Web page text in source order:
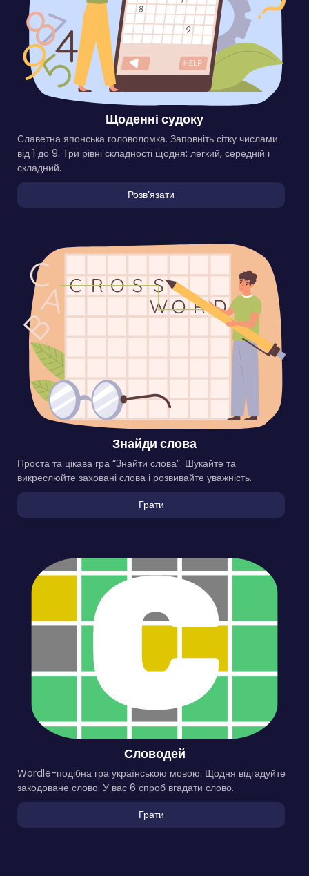
Щоденні судоку
Славетна японська головоломка. Заповніть сітку числами
від 1 до 9. Три рівні складності щодня: легкий, середній і
складний.
Розвʼязати
Знайди слова
Проста та цікава гра “Знайти слова”. Шукайте та
викреслюйте заховані слова і розвивайте уважність.
Грати
Словодей
Wordle-подібна гра українською мовою. Щодня відгадуйте
закодоване слово. У вас 6 спроб вгадати слово.
Грати